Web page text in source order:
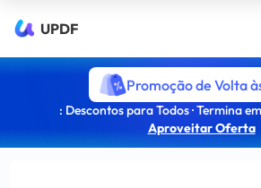
UPDF
Promoção de Volta
: Descontos para Todos · Termina
Aproveitar Oferta